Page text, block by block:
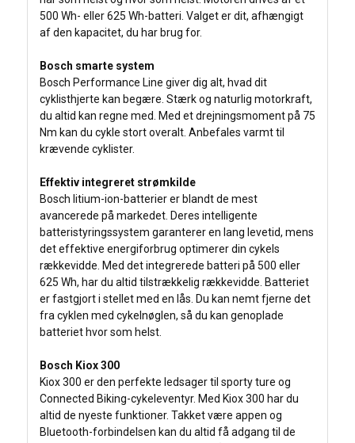
500 Wh- eller 625 Wh-batteri. Valget er dit, afhængigt
af den kapacitet, du har brug for.
Bosch smarte system
Bosch Performance Line giver dig alt, hvad dit
cyklisthjerte kan begære. Stærk og naturlig motorkraft,
du altid kan regne med. Med et drejningsmoment på 75
Nm kan du cykle stort overalt. Anbefales varmt til
krævende cyklister.
Effektiv integreret strømkilde
Bosch litium-ion-batterier er blandt de mest
avancerede på markedet. Deres intelligente
batteristyringssystem garanterer en lang levetid, mens
det effektive energiforbrug optimerer din cykels
rækkevidde. Med det integrerede batteri på 500 eller
625 Wh, har du altid tilstrækkelig rækkevidde. Batteriet
er fastgjort i stellet med en lås. Du kan nemt fjerne det
fra cyklen med cykelnøglen, så du kan genoplade
batteriet hvor som helst.
Bosch Kiox 300
Kiox 300 er den perfekte ledsager til sporty ture og
Connected Biking-cykeleventyr. Med Kiox 300 har du
altid de nyeste funktioner. Takket være appen og
Bluetooth-forbindelsen kan du altid få adgang til de